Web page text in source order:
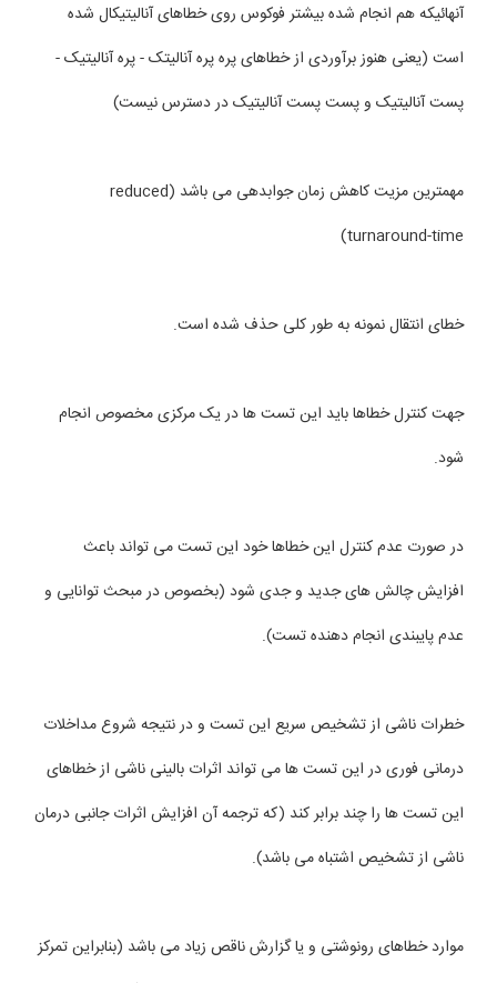
آنهائیکه هم انجام شده بیشتر فوکوس روی خطاهای آنالیتیکال شده
است (یعنی هنوز برآوردی از خطاهای پره پره آنالیتک - پره آنالیتیک -
پست آنالیتیک و پست پست آنالیتیک در دسترس نیست)
مهمترین مزیت کاهش زمان جوابدهی می باشد (reduced
turnaround-time)
خطای انتقال نمونه به طور کلی حذف شده است.
جهت کنترل خطاها باید این تست ها در یک مرکزی مخصوص انجام
شود.
در صورت عدم کنترل این خطاها خود این تست می تواند باعث
افزایش چالش های جدید و جدی شود (بخصوص در مبحث توانایی و
عدم پایبندی انجام دهنده تست).
خطرات ناشی از تشخیص سریع این تست و در نتیجه شروع مداخلات
درمانی فوری در این تست ها می تواند اثرات بالینی ناشی از خطاهای
این تست ها را چند برابر کند (که ترجمه آن افزایش اثرات جانبی درمان
ناشی از تشخیص اشتباه می باشد).
موارد خطاهای رونوشتی و یا گزارش ناقص زیاد می باشد (بنابراین تمرکز